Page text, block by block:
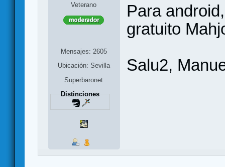
Veterano
Mensajes: 2605
Ubicación: Sevilla
Superbaronet
Distinciones
Para
gratuito
Salu2,